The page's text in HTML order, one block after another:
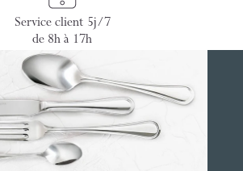
Service client 5j/7
de 8h à 17h